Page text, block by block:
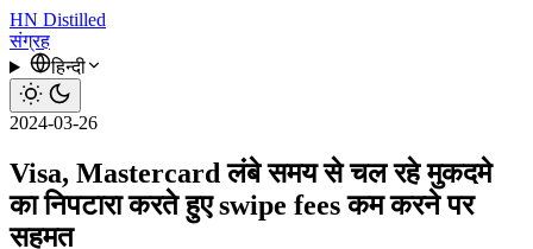
HN Distilled
संग्रह
हिन्दी
2024-03-26
Visa, Mastercard लंबे समय से चल रहे मुकदमे
का निपटारा करते हुए swipe fees कम करने पर
सहमत